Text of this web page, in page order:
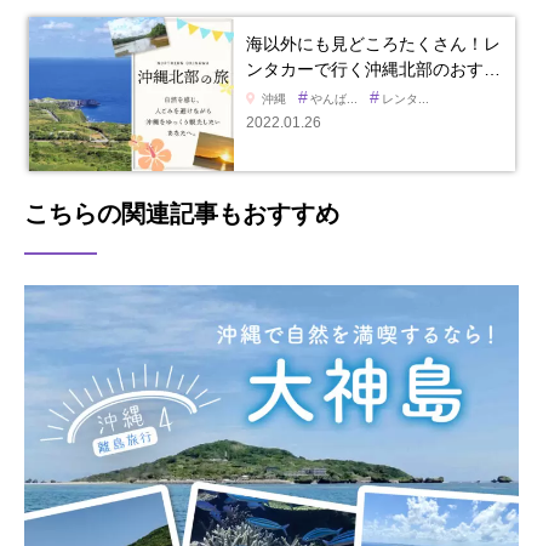
海以外にも見どころたくさん！レ
ンタカーで行く沖縄北部のおす…
沖縄 #やんば... # レンタ...
2022.01.26
こちらの関連記事もおすすめ